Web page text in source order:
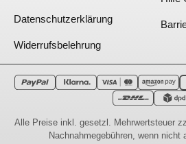
Datenschutzerklärung
Widerrufsbelehrung
Alle Preise inkl. gesetzl. Mehrwertsteuer
Nachnahmegebühren, wenn nicht